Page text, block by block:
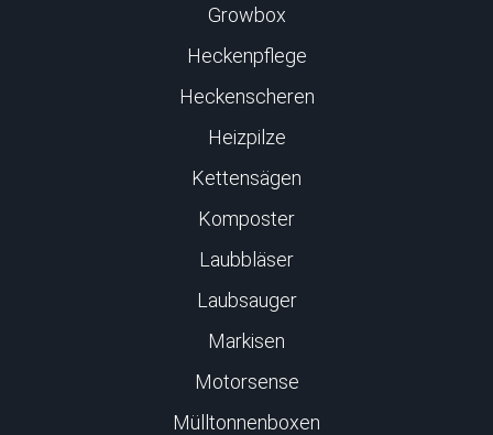
Growbox
Heckenpflege
Heckenscheren
Heizpilze
Kettensägen
Komposter
Laubbläser
Laubsauger
Markisen
Motorsense
Mülltonnenboxen